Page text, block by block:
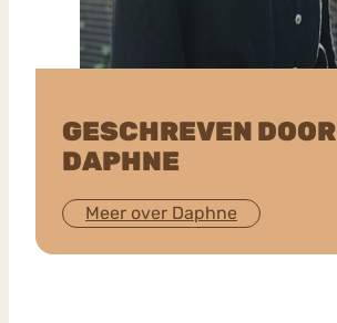
GESCHREVEN DOOR
DAPHNE
Meer over Daphne